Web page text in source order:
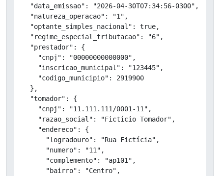
  "data_emissao": "2026-04-30T07:34:56-0300",
  "natureza_operacao": "1",
  "optante_simples_nacional": true,
  "regime_especial_tributacao": "6",
  "prestador": {
    "cnpj": "00000000000000",
    "inscricao_municipal": "123445",
    "codigo_municipio": 2919900
  },
  "tomador": {
    "cnpj": "11.111.111/0001-11",
    "razao_social": "Fictício Tomador",
    "endereco": {
      "logradouro": "Rua Fictícia",
      "numero": "11",
      "complemento": "ap101",
      "bairro": "Centro",